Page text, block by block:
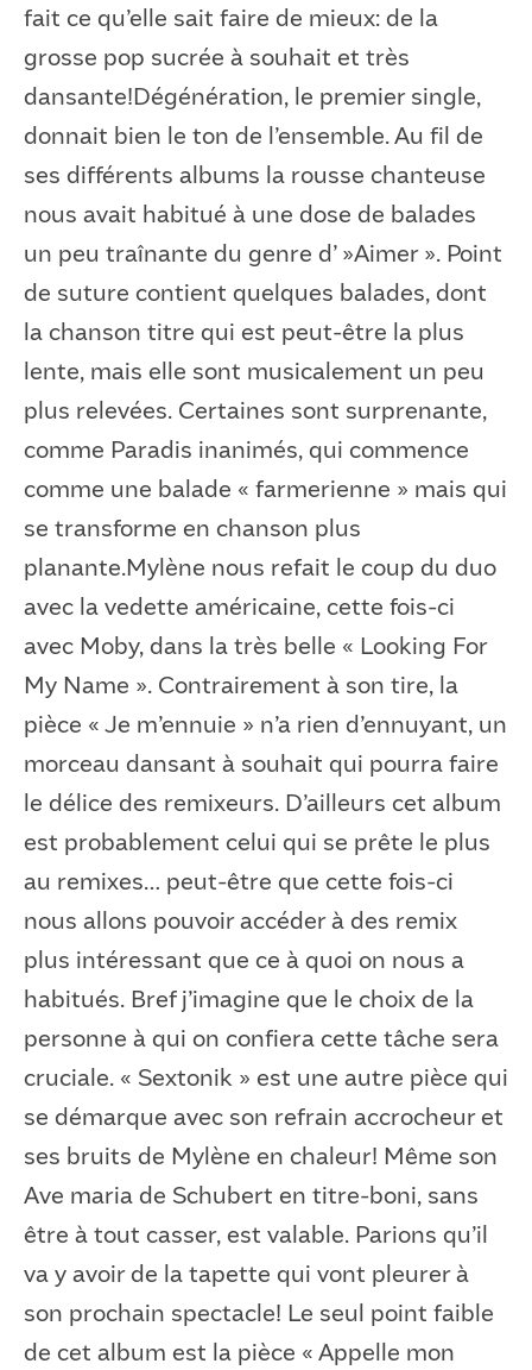
fait ce qu’elle sait faire de mieux: de la
grosse pop sucrée à souhait et très
dansante!Dégénération, le premier single,
donnait bien le ton de l’ensemble. Au fil de
ses différents albums la rousse chanteuse
nous avait habitué à une dose de balades
un peu traînante du genre d’ »Aimer ». Point
de suture contient quelques balades, dont
la chanson titre qui est peut-être la plus
lente, mais elle sont musicalement un peu
plus relevées. Certaines sont surprenante,
comme Paradis inanimés, qui commence
comme une balade « farmerienne » mais qui
se transforme en chanson plus
planante.Mylène nous refait le coup du duo
avec la vedette américaine, cette fois-ci
avec Moby, dans la très belle « Looking For
My Name ». Contrairement à son tire, la
pièce « Je m’ennuie » n’a rien d’ennuyant, un
morceau dansant à souhait qui pourra faire
le délice des remixeurs. D’ailleurs cet album
est probablement celui qui se prête le plus
au remixes… peut-être que cette fois-ci
nous allons pouvoir accéder à des remix
plus intéressant que ce à quoi on nous a
habitués. Bref j’imagine que le choix de la
personne à qui on confiera cette tâche sera
cruciale. « Sextonik » est une autre pièce qui
se démarque avec son refrain accrocheur et
ses bruits de Mylène en chaleur! Même son
Ave maria de Schubert en titre-boni, sans
être à tout casser, est valable. Parions qu’il
va y avoir de la tapette qui vont pleurer à
son prochain spectacle! Le seul point faible
de cet album est la pièce « Appelle mon